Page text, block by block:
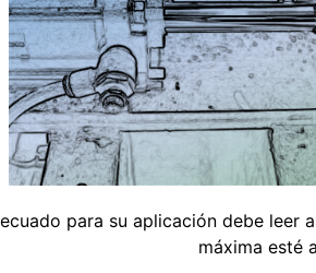
para su aplicación debe leer
máxima esté